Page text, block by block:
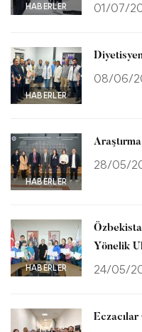
HABERLER 01/07/
HABERLER
08/06/
HABERLER
28/05/
HABERLER
Yönelik
24/05/
Eczacılar